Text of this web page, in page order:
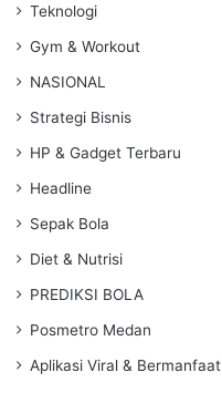
Teknologi
Gym & Workout
NASIONAL
Strategi Bisnis
HP & Gadget Terbaru
Headline
Sepak Bola
Diet & Nutrisi
PREDIKSI BOLA
Posmetro Medan
Aplikasi Viral & Bermanfaat